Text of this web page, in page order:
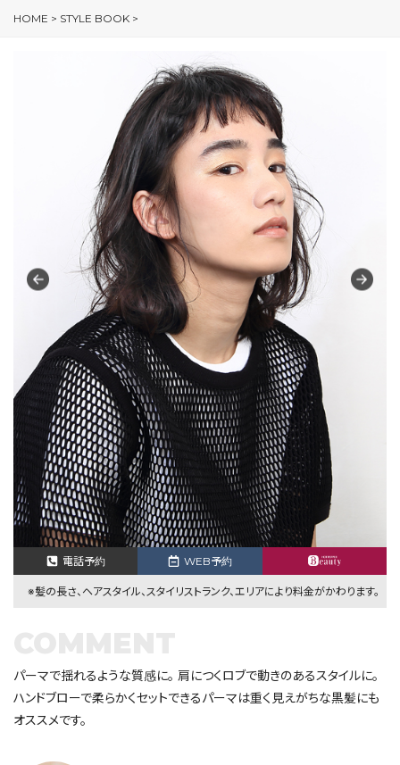
HOME > STYLE BOOK >
電話予約 WEB予約
※髪の長さ、ヘアスタイル、スタイリストランク、エリアにより料金がかわります。
パーマで揺れるような質感に。 肩につくロブで動きのあるスタイルに。
ハンドブローで柔らかくセットできるパーマは重く見えがちな黒髪にも
オススメです。